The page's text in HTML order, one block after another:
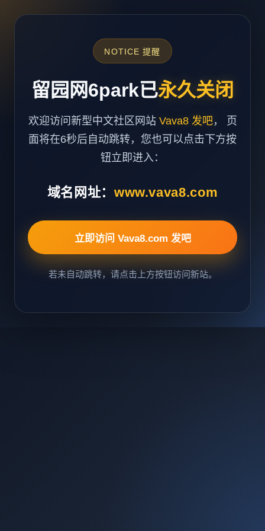
NOTICE 提醒
留园网6park已永久关闭
欢迎访问新型中文社区网站 Vava8 发吧， 页
面将在6秒后自动跳转，您也可以点击下方按
钮立即进入：
域名网址： www.vava8.com
立即访问 Vava8.com 发吧
若未自动跳转，请点击上方按钮访问新站。